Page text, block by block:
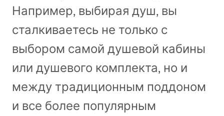
Например, выбирая душ, вы
сталкиваетесь не только с
выбором самой душевой кабины
или душевого комплекта, но и
между традиционным поддоном
и все более популярным